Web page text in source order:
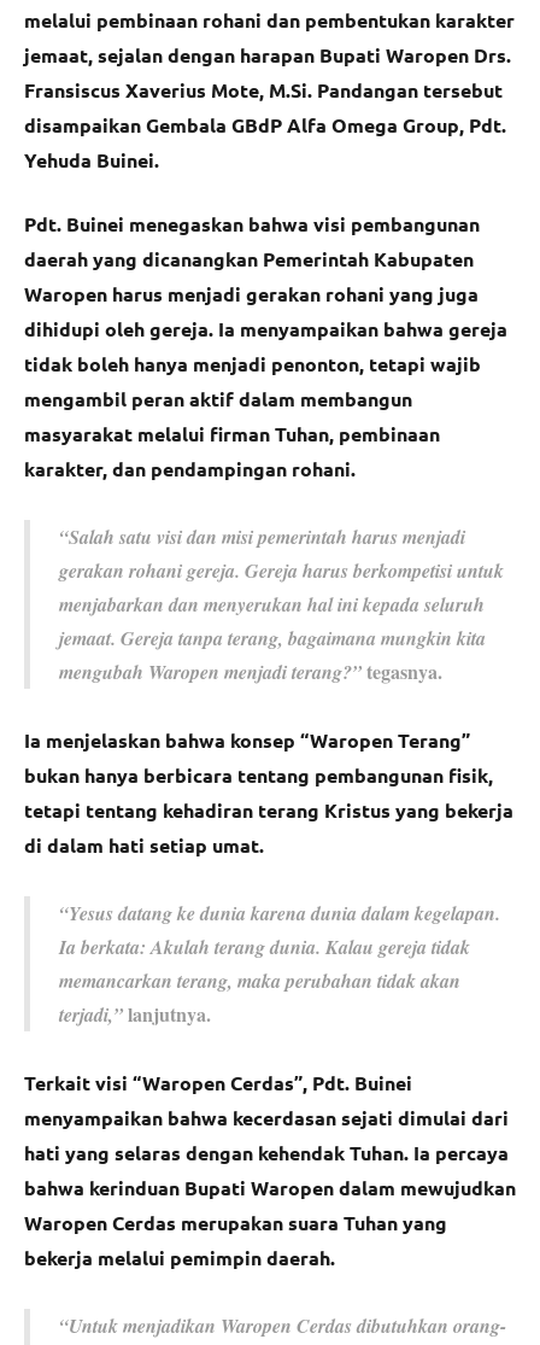
melalui pembinaan rohani dan pembentukan karakter
jemaat, sejalan dengan harapan Bupati Waropen Drs.
Fransiscus Xaverius Mote, M.Si. Pandangan tersebut
disampaikan Gembala GBdP Alfa Omega Group, Pdt.
Yehuda Buinei.
Pdt. Buinei menegaskan bahwa visi pembangunan
daerah yang dicanangkan Pemerintah Kabupaten
Waropen harus menjadi gerakan rohani yang juga
dihidupi oleh gereja. Ia menyampaikan bahwa gereja
tidak boleh hanya menjadi penonton, tetapi wajib
mengambil peran aktif dalam membangun
masyarakat melalui firman Tuhan, pembinaan
karakter, dan pendampingan rohani.
“Salah satu visi dan misi pemerintah harus menjadi
gerakan rohani gereja. Gereja harus berkompetisi untuk
menjabarkan dan menyerukan hal ini kepada seluruh
jemaat. Gereja tanpa terang, bagaimana mungkin kita
mengubah Waropen menjadi terang?”tegasnya.
Ia menjelaskan bahwa konsep “Waropen Terang”
bukan hanya berbicara tentang pembangunan fisik,
tetapi tentang kehadiran terang Kristus yang bekerja
di dalam hati setiap umat.
“Yesus datang ke dunia karena dunia dalam kegelapan.
Ia berkata: Akulah terang dunia. Kalau gereja tidak
memancarkan terang, maka perubahan tidak akan
terjadi,”lanjutnya.
Terkait visi “Waropen Cerdas”, Pdt. Buinei
menyampaikan bahwa kecerdasan sejati dimulai dari
hati yang selaras dengan kehendak Tuhan. Ia percaya
bahwa kerinduan Bupati Waropen dalam mewujudkan
Waropen Cerdas merupakan suara Tuhan yang
bekerja melalui pemimpin daerah.
“Untuk menjadikan Waropen Cerdas dibutuhkan orang-